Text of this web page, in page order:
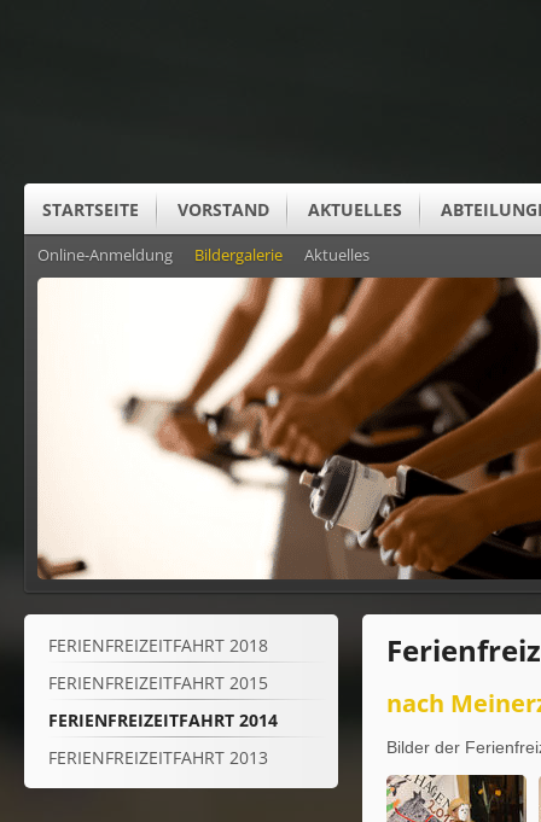
STARTSEITE VORSTAND AKTUELLES
SUS CLUBHEIM
Online-Anmeldung Bildergalerie Aktuelles
FERIENFREIZEITFAHRT 2018
FERIENFREIZEITFAHRT 2015
FERIENFREIZEITFAHRT 2014
FERIENFREIZEITFAHRT 2013
nach
Bilder der